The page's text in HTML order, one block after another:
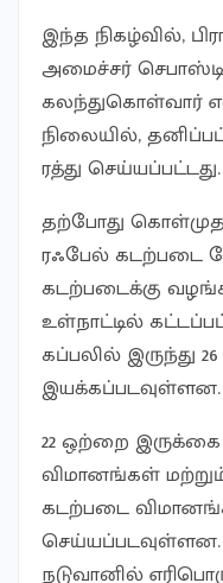
இந்த நிகழ்வில்,
அமைச்சர்
கலந்துகொள்வார்
நிலையில்,
ரத்து செய்யப்பட்டது.
தற்போது
ரஃபேல் கடற்படை
கடற்படைக்கு
உள்நாட்டில்
கப்பலில் இருந்து
இயக்கப்படவுள்ளன.
22 ஒற்றை
விமானங்கள்
கடற்படை
செய்யப்படவுள்ளன.
நடுவானில்